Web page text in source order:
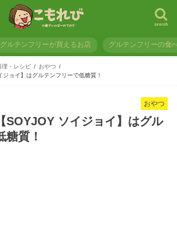
search
グルテンフリーが買えるお店 グルテンフリーの食
理・レシピ
おやつ
ョイ】はグルテンフリーで低糖質！
おやつ
SOYJOY ソイジョイ】はグル
糖質！